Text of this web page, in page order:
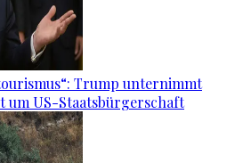
Trump unternimmt
um US-Staatsbürgerschaft